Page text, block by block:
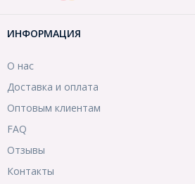
ИНФОРМАЦИЯ
О нас
Доставка и оплата
Оптовым клиентам
FAQ
Отзывы
Контакты